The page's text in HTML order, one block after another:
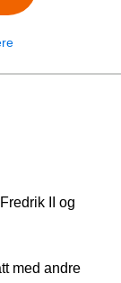
II og
med andre